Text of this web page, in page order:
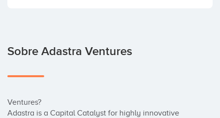
Sobre Adastra Ventures
Ventures?
Adastra is a Capital Catalyst for highly innovative